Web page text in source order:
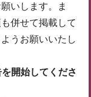
いします。ま
併せて掲載して
うお願いいたし
開始してくださ